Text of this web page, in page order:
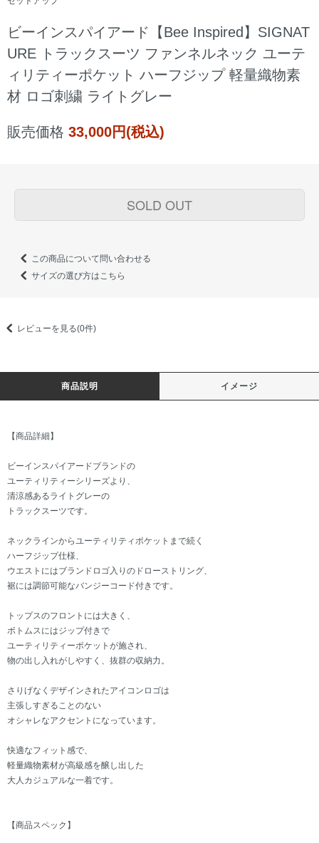
ビーインスパイアード【Bee Inspired】SIGNAT
URE トラックスーツ ファンネルネック ユーテ
ィリティーポケット ハーフジップ 軽量織物素
材 ロゴ刺繍 ライトグレー
販売価格 33,000円(税込)
SOLD OUT
この商品について問い合わせる
サイズの選び方はこちら
レビューを見る(0件)
商品説明 イメージ
【商品詳細】
ビーインスパイアードブランドの
ユーティリティーシリーズより、
清涼感あるライトグレーの
トラックスーツです。
ネックラインからユーティリティポケットまで続く
ハーフジップ仕様、
ウエストにはブランドロゴ入りのドローストリング、
裾には調節可能なバンジーコード付きです。
トップスのフロントには大きく、
ボトムスにはジップ付きで
ユーティリティーポケットが施され、
物の出し入れがしやすく、抜群の収納力。
さりげなくデザインされたアイコンロゴは
主張しすぎることのない
オシャレなアクセントになっています。
快適なフィット感で、
軽量織物素材が高級感を醸し出した
大人カジュアルな一着です。
【商品スペック】